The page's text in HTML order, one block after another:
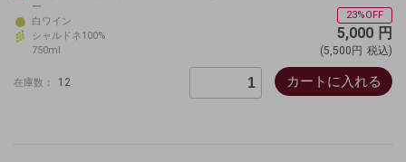
ー
白ワイン
シャルドネ100%
750ml
23%OFF
5,000 円
(5,500円 税込)
在庫数： 12 カートに入れる